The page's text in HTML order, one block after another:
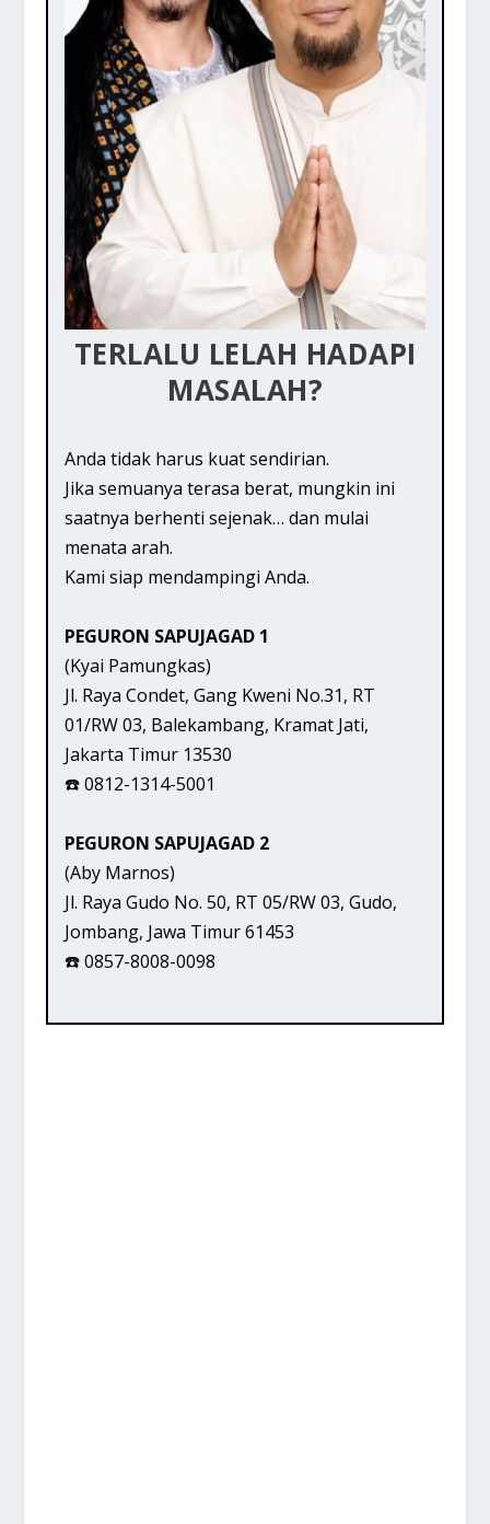
TERLALU LELAH HADAPI
MASALAH?
Anda tidak harus kuat sendirian.
Jika semuanya terasa berat, mungkin ini
saatnya berhenti sejenak… dan mulai
menata arah.
Kami siap mendampingi Anda.
PEGURON SAPUJAGAD 1
(Kyai Pamungkas)
Jl. Raya Condet, Gang Kweni No.31, RT
01/RW 03, Balekambang, Kramat Jati,
Jakarta Timur 13530
☎️ 0812-1314-5001
PEGURON SAPUJAGAD 2
(Aby Marnos)
Jl. Raya Gudo No. 50, RT 05/RW 03, Gudo,
Jombang, Jawa Timur 61453
☎️ 0857-8008-0098